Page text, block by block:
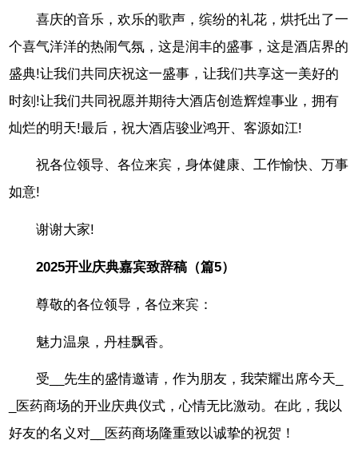
喜庆的音乐，欢乐的歌声，缤纷的礼花，烘托出了一
个喜气洋洋的热闹气氛，这是润丰的盛事，这是酒店界的
盛典!让我们共同庆祝这一盛事，让我们共享这一美好的
时刻!让我们共同祝愿并期待大酒店创造辉煌事业，拥有
灿烂的明天!最后，祝大酒店骏业鸿开、客源如江!
祝各位领导、各位来宾，身体健康、工作愉快、万事
如意!
谢谢大家!
2025开业庆典嘉宾致辞稿（篇5）
尊敬的各位领导，各位来宾：
魅力温泉，丹桂飘香。
受__先生的盛情邀请，作为朋友，我荣耀出席今天_
_医药商场的开业庆典仪式，心情无比激动。在此，我以
好友的名义对__医药商场隆重致以诚挚的祝贺！